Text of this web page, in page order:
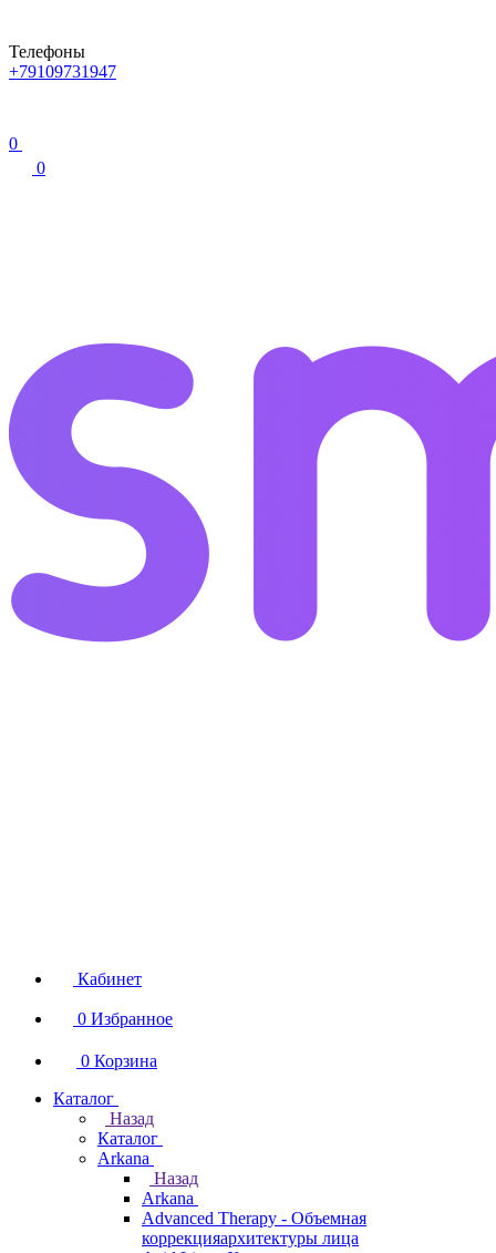
Телефоны
+79109731947
0
0
Кабинет
0 Избранное
0 Корзина
Каталог
Назад
Каталог
Arkana
Назад
Arkana
Advanced Therapy - Объемная
коррекцияархитектуры лица